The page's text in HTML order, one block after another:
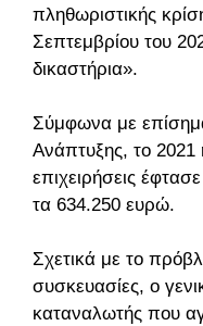
πληθωριστικής
Σεπτεμβρίου του
δικαστήρια».
Σύμφωνα με
Ανάπτυξης, το
επιχειρήσεις
τα 634.250 ευρώ.
Σχετικά με το
συσκευασίες, ο
καταναλωτής που